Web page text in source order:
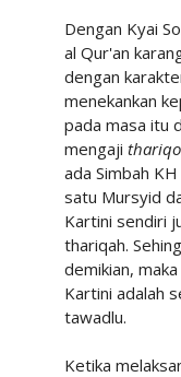
Dengan Kyai
al Qur'an
dengan
menekankan
pada masa itu
mengaji
ada Simbah
satu Mursyid
Kartini sendiri
thariqah.
demikian,
Kartini adalah
tawadlu.
Ketika